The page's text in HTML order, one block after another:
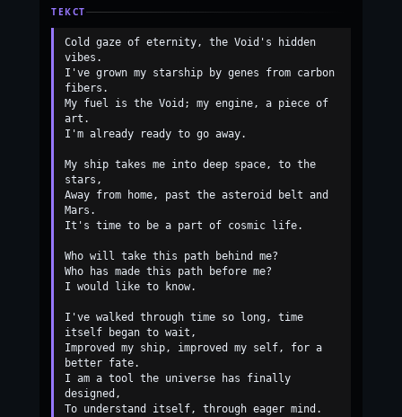
ТЕКСТ
Cold gaze of eternity, the Void's hidden
vibes.
I've grown my starship by genes from carbon
fibers.
My fuel is the Void; my engine, a piece of
art.
I'm already ready to go away.
My ship takes me into deep space, to the
stars,
Away from home, past the asteroid belt and
Mars.
It's time to be a part of cosmic life.
Who will take this path behind me?
Who has made this path before me?
I would like to know.
I've walked through time so long, time
itself began to wait,
Improved my ship, improved my self, for a
better fate.
I am a tool the universe has finally
designed,
To understand itself, through eager mind.